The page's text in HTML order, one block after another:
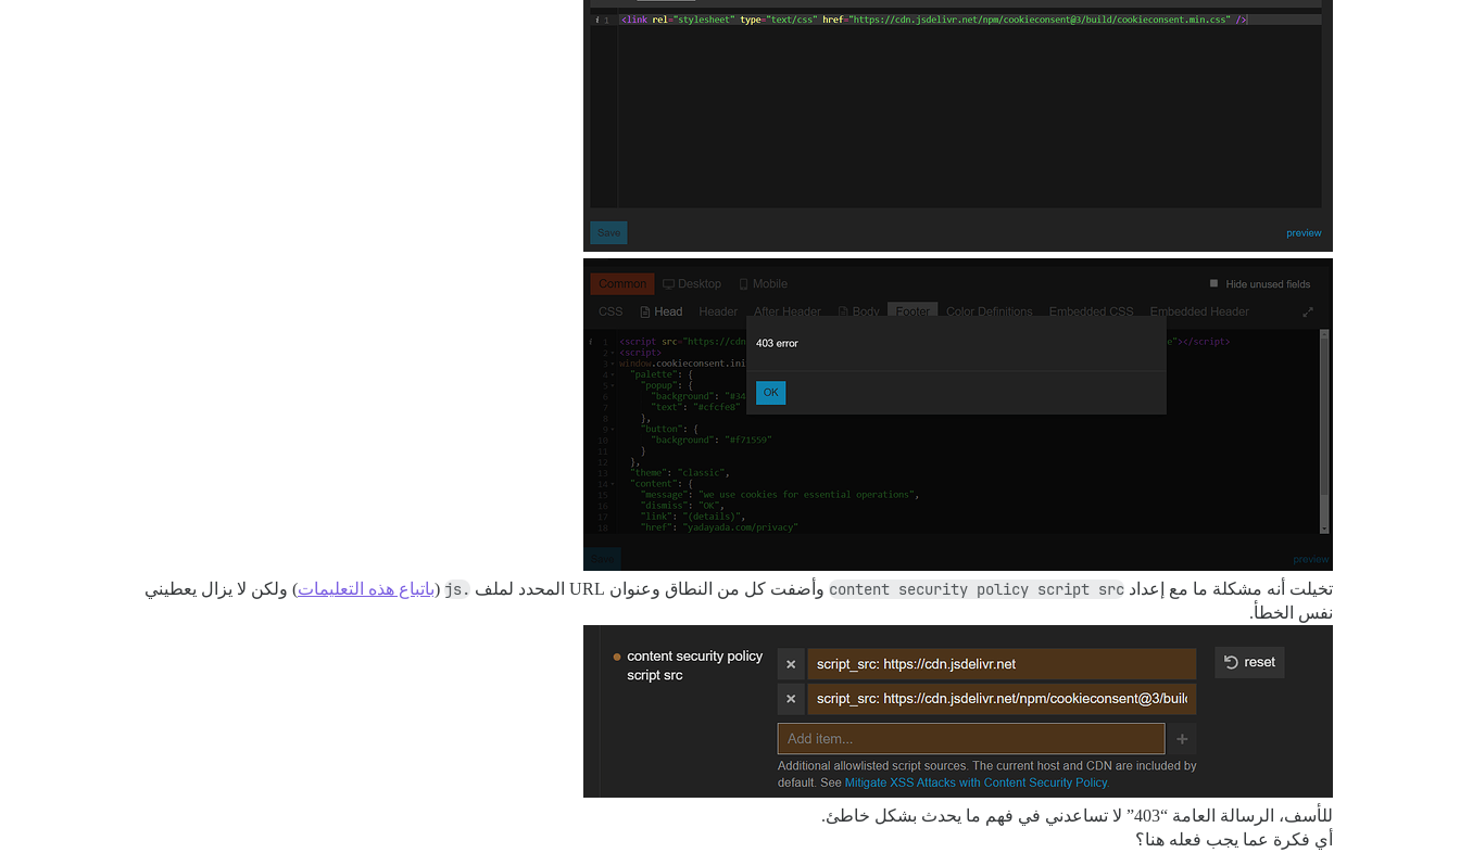
تخيلت أنه مشكلة ما مع إعداد content security policy script src وأضفت كل من النطاق وعنوان URL المحدد لملف .js
(باتباع هذه التعليمات) ولكن لا يزال يعطيني
نفس الخطأ.
للأسف، الرسالة العامة “403” لا تساعدني في فهم ما يحدث بشكل خاطئ.
أي فكرة عما يجب فعله هنا؟